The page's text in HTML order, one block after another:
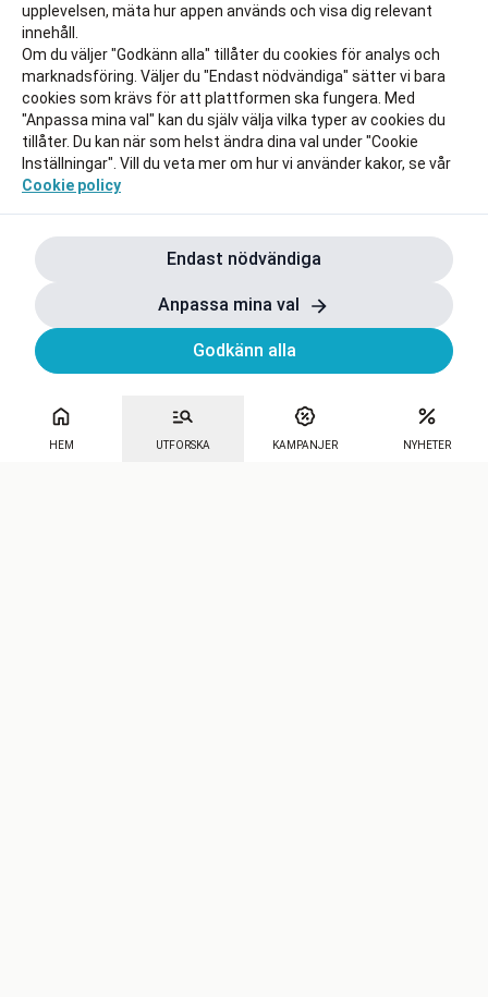
HEM UTFORSKA KAMPANJER NYHETER
upplevelsen, mäta hur appen används och visa dig relevant
innehåll.
Om du väljer "Godkänn alla" tillåter du cookies för analys och
marknadsföring. Väljer du "Endast nödvändiga" sätter vi bara
cookies som krävs för att plattformen ska fungera. Med
"Anpassa mina val" kan du själv välja vilka typer av cookies du
tillåter. Du kan när som helst ändra dina val under "Cookie
Inställningar". Vill du veta mer om hur vi använder kakor, se vår
Cookie policy
Endast nödvändiga
Anpassa mina val
Godkänn alla